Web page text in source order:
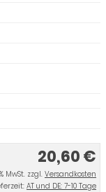
20,60 €
MwSt. zzgl. Versandkosten
AT und DE: 7-10 Tage